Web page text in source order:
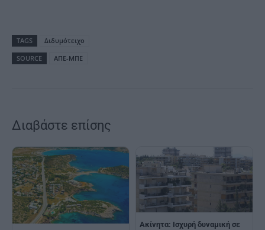
TAGS
Διδυμότειχο
SOURCE
ΑΠΕ-ΜΠΕ
Διαβάστε επίσης
Ακίνητα: Ισχυρή δυναμική σε